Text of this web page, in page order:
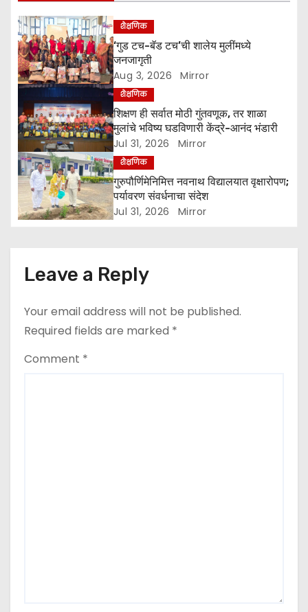
g
a
t
i
o
n
शैक्षणिक
‘गुड टच-बॅड टच’ची शालेय मुलींमध्ये
जनजागृती
Aug 3, 2026 Mirror
शैक्षणिक
शिक्षण ही सर्वात मोठी गुंतवणूक, तर शाळा
मुलांचे भविष्य घडविणारी केंद्रे-आनंद भंडारी
Jul 31, 2026 Mirror
शैक्षणिक
गुरुपौर्णिमेनिमित्त नवनाथ विद्यालयात वृक्षारोपण;
पर्यावरण संवर्धनाचा संदेश
Jul 31, 2026 Mirror
Leave a Reply
Your email address will not be published.
Required fields are marked *
Comment *